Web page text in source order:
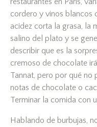
cordero y vinos blancos
acidez corta la grasa, la
salino del plato y se
describir que es la
cremoso de chocolate
Tannat, pero por qué no
notas de chocolate o
Terminar la comida con
Hablando de burbujas,